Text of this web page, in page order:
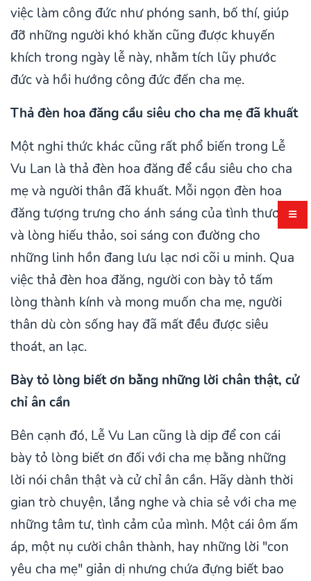
việc làm công đức như phóng sanh, bố thí, giúp
đỡ những người khó khăn cũng được khuyến
khích trong ngày lễ này, nhằm tích lũy phước
đức và hồi hướng công đức đến cha mẹ.
Thả đèn hoa đăng cầu siêu cho cha mẹ đã khuất
Một nghi thức khác cũng rất phổ biến trong Lễ
Vu Lan là thả đèn hoa đăng để cầu siêu cho cha
mẹ và người thân đã khuất. Mỗi ngọn đèn hoa
đăng tượng trưng cho ánh sáng của tình thương
và lòng hiếu thảo, soi sáng con đường cho
những linh hồn đang lưu lạc nơi cõi u minh. Qua
việc thả đèn hoa đăng, người con bày tỏ tấm
lòng thành kính và mong muốn cha mẹ, người
thân dù còn sống hay đã mất đều được siêu
thoát, an lạc.
Bày tỏ lòng biết ơn bằng những lời chân thật, cử
chỉ ân cần
Bên cạnh đó, Lễ Vu Lan cũng là dịp để con cái
bày tỏ lòng biết ơn đối với cha mẹ bằng những
lời nói chân thật và cử chỉ ân cần. Hãy dành thời
gian trò chuyện, lắng nghe và chia sẻ với cha mẹ
những tâm tư, tình cảm của mình. Một cái ôm ấm
áp, một nụ cười chân thành, hay những lời "con
yêu cha mẹ" giản dị nhưng chứa đựng biết bao